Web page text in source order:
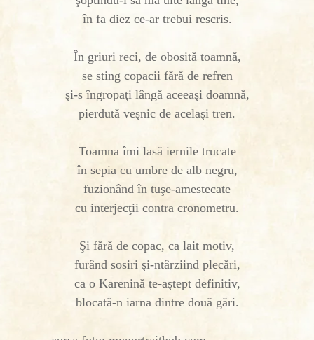
în fa diez ce-ar trebui rescris.
În griuri reci, de obosită toamnă,
se sting copacii fără de refren
şi-s îngropaţi lângă aceeaşi doamnă,
pierdută veşnic de acelaşi tren.
Toamna îmi lasă iernile trucate
în sepia cu umbre de alb negru,
fuzionând în tuşe-amestecate
cu interjecţii contra cronometru.
Şi fără de copac, ca lait motiv,
furând sosiri şi-ntârziind plecări,
ca o Karenină te-aştept definitiv,
blocată-n iarna dintre două gări.